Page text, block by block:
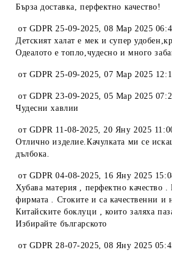
Бърза доставка, перфектно качество!
от GDPR 25-09-2025,08 Мар 2025
Детският халат е мек и супер
Одеалото е топло,чудесно и много
от GDPR 25-09-2025,07 Мар 2025
от GDPR 23-09-2025,05 Мар 2025
Чудесни хавлии
от GDPR 11-08-2025,20 Яну 2025
Отлично изделие.Качулката ми се
дълбока.
от GDPR 04-08-2025, 16 Яну 2025
Хубава материя , перфектно качество
фирмата . Стоките и са качественни
Китайските боклуци , които заляха
Избирайте българското
от GDPR 28-07-2025,08 Яну 2025